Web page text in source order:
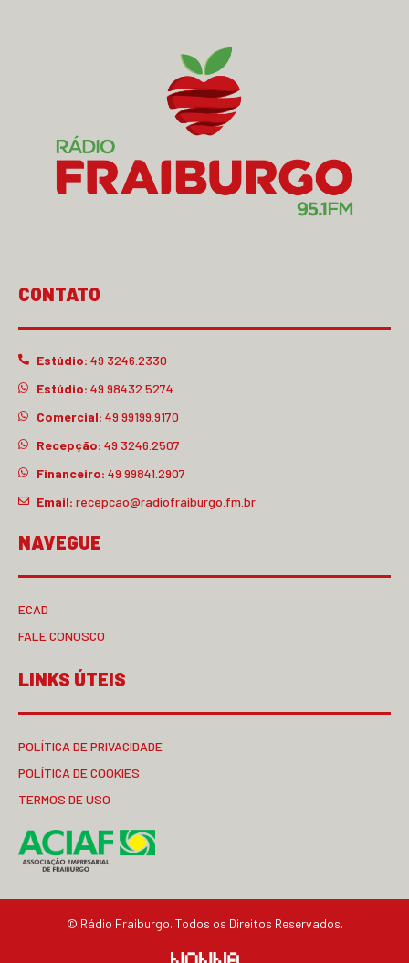
CONTATO
Estúdio: 49 3246.2330
Estúdio: 49 98432.5274
Comercial: 49 99199.9170
Recepção: 49 3246.2507
Financeiro: 49 99841.2907
Email: recepcao@radiofraiburgo.fm.br
NAVEGUE
ECAD
FALE CONOSCO
LINKS ÚTEIS
POLÍTICA DE PRIVACIDADE
POLÍTICA DE COOKIES
TERMOS DE USO
© Rádio Fraiburgo. Todos os Direitos Reservados.